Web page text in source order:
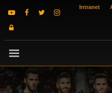
Intranet